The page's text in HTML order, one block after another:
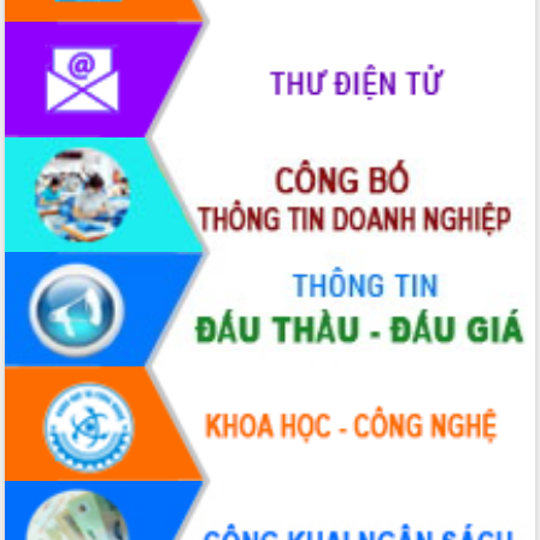
Rà soát, hoàn thiện hệ thống thiết chế
văn hóa, thể thao đáp ứng yêu cầu
phát triển mới
Thường trực HĐND tỉnh Đắk Lắk gặp
mặt Đoàn chuyên gia y tế TP. Hồ Chí
Minh
Lễ truy điệu và an táng hài cốt liệt sĩ
tại Nghĩa trang Liệt sĩ xã Sơn Hòa
Bàn giải pháp tháo gỡ khó khăn trong
xuất khẩu sầu riêng và triển khai quy
định EUDR
Thứ trưởng Bộ Nông nghiệp và Môi
trường Nguyễn Hoàng Hiệp khảo sát
vùng trồng và doanh nghiệp đóng gói
sầu riêng tại Đắk Lắk
Trình diễn nghệ thuật chế biến các
món ăn từ sầu riêng
Đắk Lắk công bố Quy hoạch và xúc
tiến đầu tư tỉnh
Ngành cá ngừ Đắk Lắk chủ động thích